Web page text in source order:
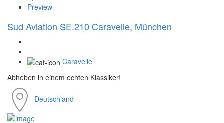
Preview
Sud Aviation SE.210 Caravelle, München
Caravelle
Abheben in einem echten Klassiker!
Deutschland